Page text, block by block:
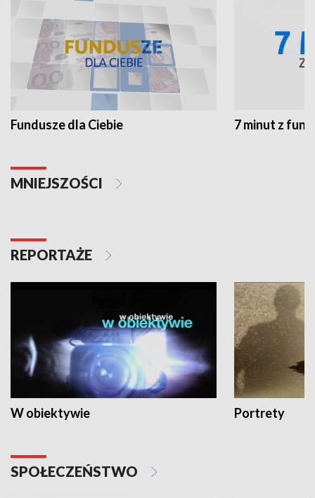
Fundusze dla Ciebie 7 minut z
MNIEJSZOŚCI
REPORTAŻE
W obiektywie Portrety
SPOŁECZEŃSTWO